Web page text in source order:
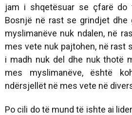
jam i shqetësuar se çfarë
Bosnjë në rast se grindjet dhe
myslimanëve nuk ndalen, në
mes vete nuk pajtohen, në rast
i madh nuk del dhe nuk thotë
mes myslimanëve, është
ndërsjellët në mes vete në
Po cili do të mund të ishte ai